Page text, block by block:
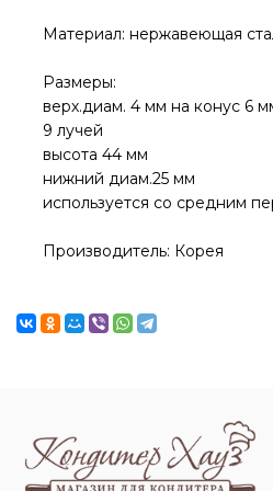
Материал: нержавеющая
Размеры:
верх.диам. 4 мм на конус 6
9 лучей
высота 44 мм
нижний диам.25 мм
используется со средним
Производитель: Корея